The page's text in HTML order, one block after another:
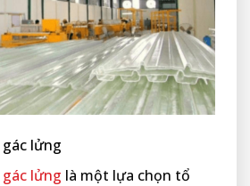
lửng
gác lửng là một lựa chọn tổ